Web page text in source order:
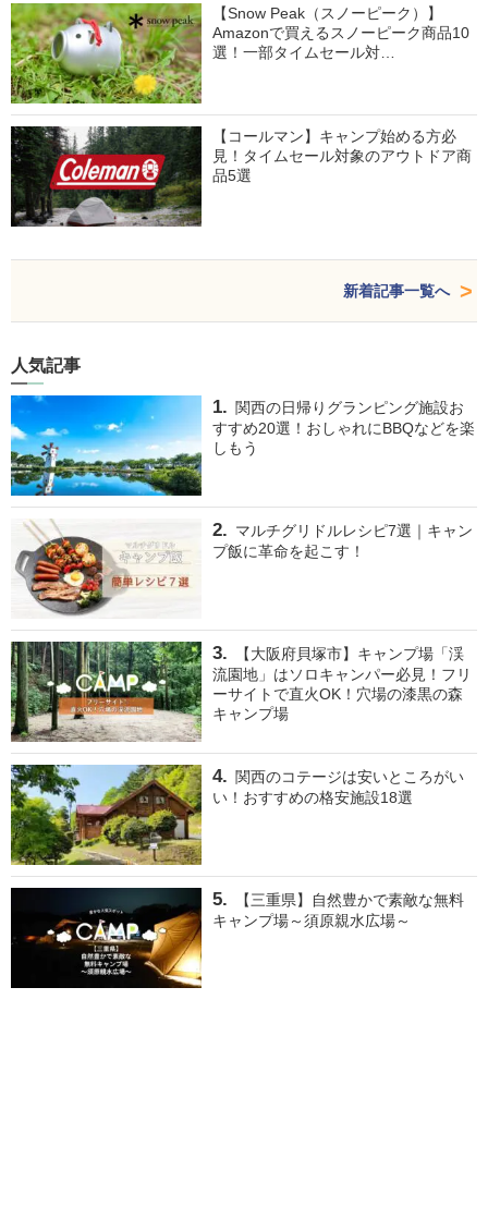
【Snow Peak（スノーピーク）】
Amazonで買えるスノーピーク商品10
選！一部タイムセール対…
【コールマン】キャンプ始める方必
見！タイムセール対象のアウトドア商
品5選
新着記事一覧へ
人気記事
関西の日帰りグランピング施設お
すすめ20選！おしゃれにBBQなどを楽
しもう
マルチグリドルレシピ7選｜キャン
プ飯に革命を起こす！
【大阪府貝塚市】キャンプ場「渓
流園地」はソロキャンパー必見！フリ
ーサイトで直火OK！穴場の漆黒の森
キャンプ場
関西のコテージは安いところがい
い！おすすめの格安施設18選
【三重県】自然豊かで素敵な無料
キャンプ場～須原親水広場～